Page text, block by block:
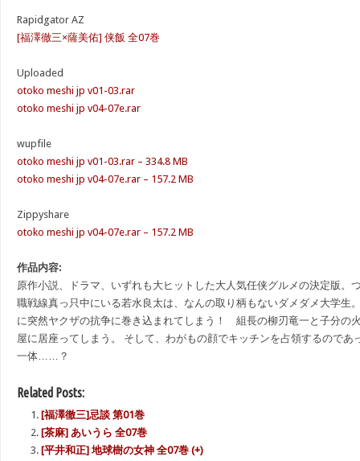
Rapidgator AZ
[福澤徹三×薩美佑] 侠飯 全07巻
Uploaded
otoko meshi jp v01-03.rar
otoko meshi jp v04-07e.rar
wupfile
otoko meshi jp v01-03.rar – 334.8 MB
otoko meshi jp v04-07e.rar – 157.2 MB
Zippyshare
otoko meshi jp v04-07e.rar – 157.2 MB
作品内容:
原作小説、ドラマ、いずれも大ヒットした大人気任侠グルメの決定版
職戦線真っ只中にいる若水良太は、なんの取り柄もないダメダメ大学生
に突然ヤクザの抗争に巻き込まれてしまう！ 組長の柳刃竜一と子分の
屋に居座ってしまう。 そして、わがもの顔でキッチンを占領するのであ
一体……？
Related Posts:
[福澤徹三]忌談 第01巻
[茶麻] あいうら 全07巻
[平井和正] 地球樹の女神 全07巻 (+)